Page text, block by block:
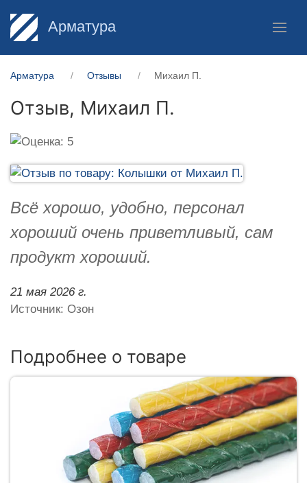
Арматура
Арматура Отзывы Михаил П.
Отзыв, Михаил П.
Всё хорошо, удобно, персонал
хороший очень приветливый, сам
продукт хороший.
21 мая 2026 г.
Источник: Озон
Подробнее о товаре